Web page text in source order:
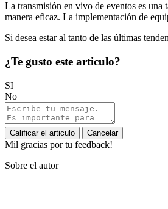
La transmisión en vivo de eventos es una
manera eficaz. La implementación de
Si desea estar al tanto de las últimas
¿Te gusto este articulo?
SI
No
Calificar el articulo Cancelar
Mil gracias por tu feedback!
Sobre el autor